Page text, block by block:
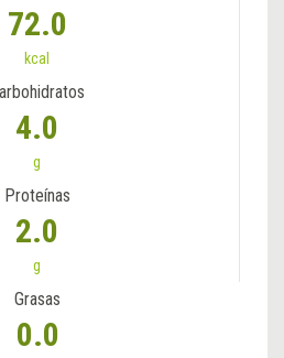
72.0
kcal
4.0
g
Proteínas
2.0
g
Grasas
0.0